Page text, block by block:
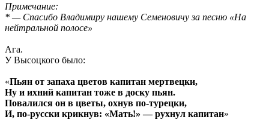
Примечание:
* — Спасибо Владимиру нашему Семеновичу за песню «На
нейтральной полосе»
Ага.
У Высоцкого было:
«Пьян от запаха цветов капитан мертвецки,
Ну и ихний капитан тоже в доску пьян.
Повалился он в цветы, охнув по-турецки,
И, по-русски крикнув: «Мать!» — рухнул капитан»